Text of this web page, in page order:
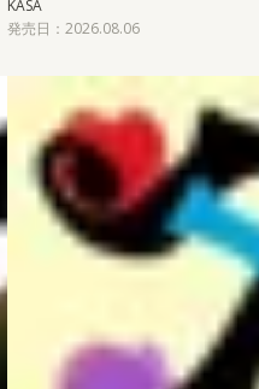
KASA
発売日：2026.08.06